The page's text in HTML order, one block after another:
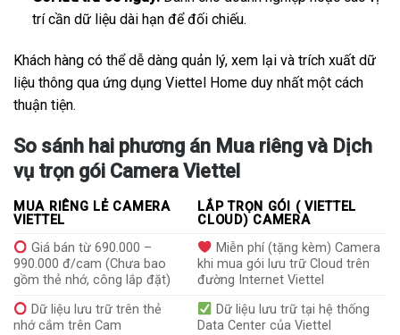
trí cần dữ liệu dài hạn để đối chiếu.
Khách hàng có thể dễ dàng quản lý, xem lại và trích xuất dữ
liệu thông qua ứng dụng Viettel Home duy nhất một cách
thuận tiện.
So sánh hai phương án Mua riêng và Dịch
vụ trọn gói Camera Viettel
MUA RIÊNG LẺ CAMERA
VIETTEL
LẮP TRỌN GÓI ( VIETTEL
CLOUD) CAMERA
Giá bán từ 690.000 –
990.000 đ/cam (Chưa bao
gồm thẻ nhớ, công lắp đặt)
Miễn phí (tặng kèm) Camera
khi mua gói lưu trữ Cloud trên
đường Internet Viettel
Dữ liệu lưu trữ trên thẻ
nhớ cắm trên Cam
Dữ liệu lưu trữ tại hệ thống
Data Center của Viettel